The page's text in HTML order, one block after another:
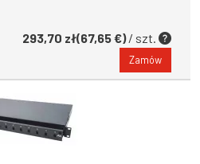
293,70 zł(67,65 €)/ szt.
Zamów